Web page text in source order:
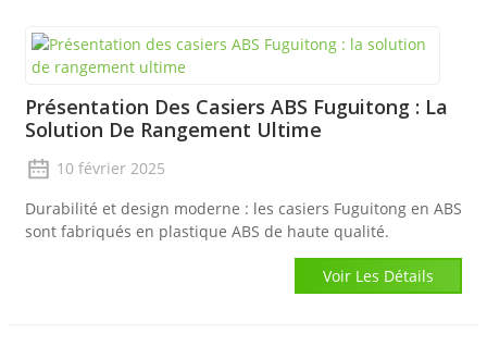
Présentation Des Casiers ABS Fuguitong : La
Solution De Rangement Ultime
10 février 2025
Durabilité et design moderne : les casiers Fuguitong en ABS
sont fabriqués en plastique ABS de haute qualité.
Voir Les Détails